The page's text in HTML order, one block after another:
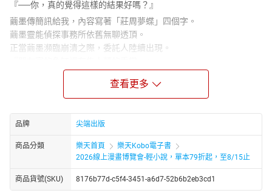
『──你，真的覺得這樣的結果好嗎？』
繭墨傳簡訊給我，內容寫著「莊周夢蝶」四個字。
繭墨靈能偵探事務所依舊無聊透頂。
正當繭墨瀕臨崩潰之際，委託人陸續出現。
『整晚聽見挖土聲無法入眠。』
繭墨接下稍嫌無趣的委託，我也為了解決事件而到處奔走。
這應該是再尋常不過的日常生活，然而──
殘酷而悲傷、醜陋又絕美的異色奇幻物語。
繭墨阿座化命運的最終篇章，正式揭開序幕！
查看更多
品牌 尖端出版
商品分類 樂天首頁
樂天Kobo電子書
2026線上漫畫博覽會-輕小說，單本79折起，至8/15止
商品貨號(SKU) 8176b77d-c5f4-3451-a6d7-52b6b2eb3cd1